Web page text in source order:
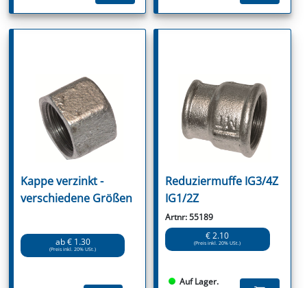
Kappe verzinkt -
verschiedene Größen
ab € 1.30
(Preis inkl. 20% USt.)
Reduziermuffe IG3/4Z
IG1/2Z
Artnr: 55189
€ 2.10
(Preis inkl. 20% USt.)
Auf Lager.